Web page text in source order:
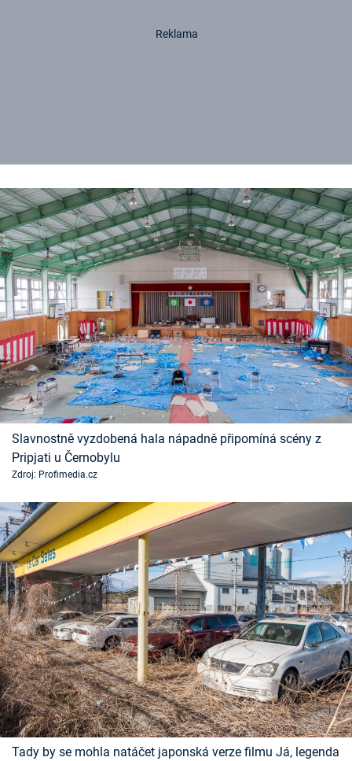
Slavnostně vyzdobená hala nápadně připomíná scény z
Pripjati u Černobylu
Zdroj: Profimedia.cz
Tady by se mohla natáčet japonská verze filmu Já, legenda